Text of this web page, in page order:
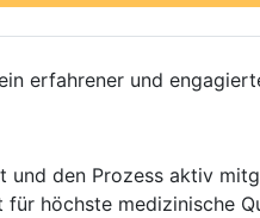
erfahrener und
den Prozess aktiv
höchste medizinische